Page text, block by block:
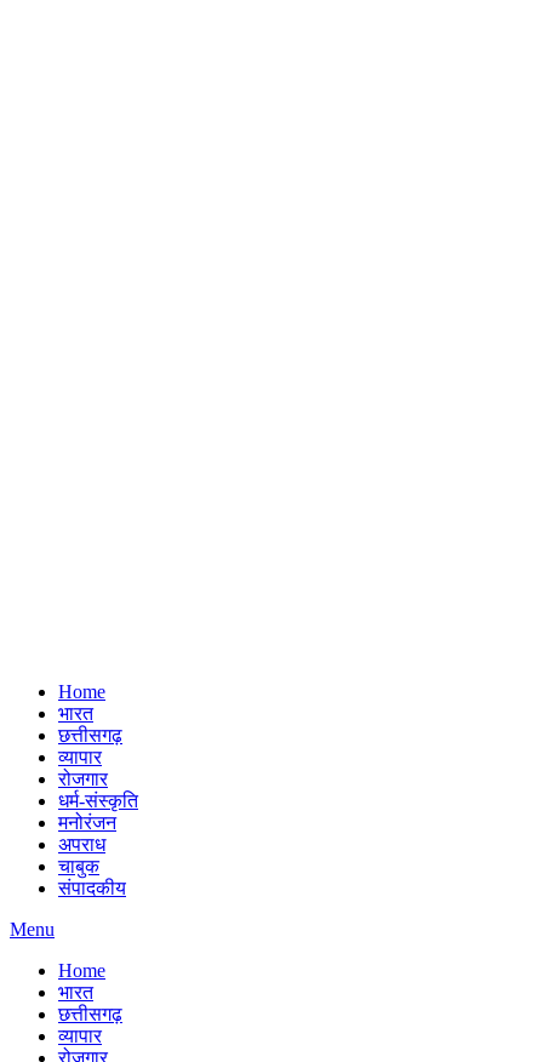
Home
भारत
छत्तीसगढ़
व्यापार
रोजगार
धर्म-संस्कृति
मनोरंजन
अपराध
चाबुक
संपादकीय
Menu
Home
भारत
छत्तीसगढ़
व्यापार